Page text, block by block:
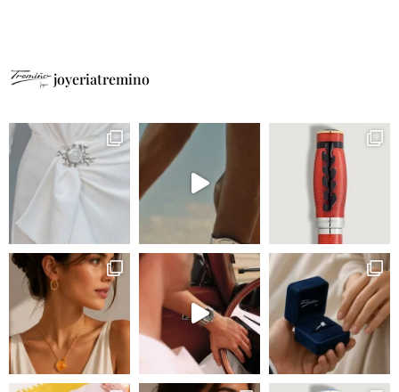
joyeriatremino